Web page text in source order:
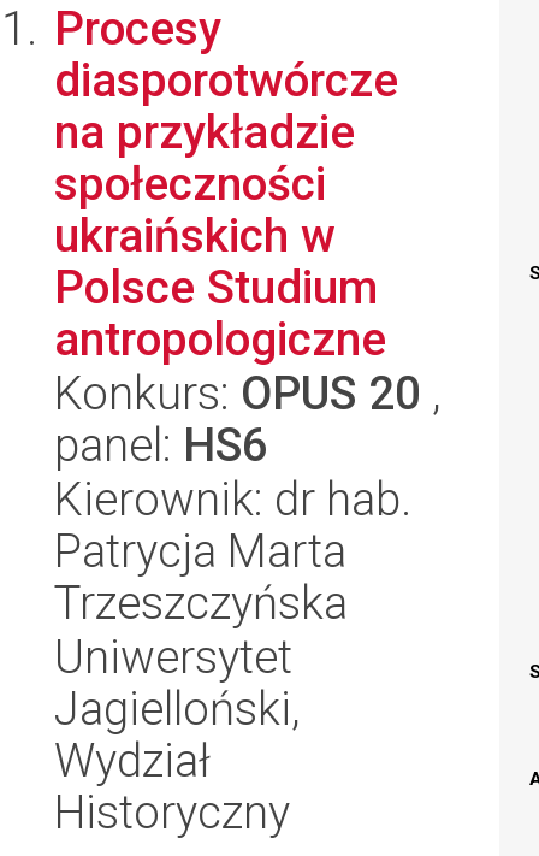
Procesy
diasporotwórcze
na przykładzie
społeczności
ukraińskich w
Polsce Studium
antropologiczne
Konkurs: OPUS 20 ,
panel: HS6
Kierownik: dr hab.
Patrycja Marta
Trzeszczyńska
Uniwersytet
Jagielloński,
Wydział
Historyczny